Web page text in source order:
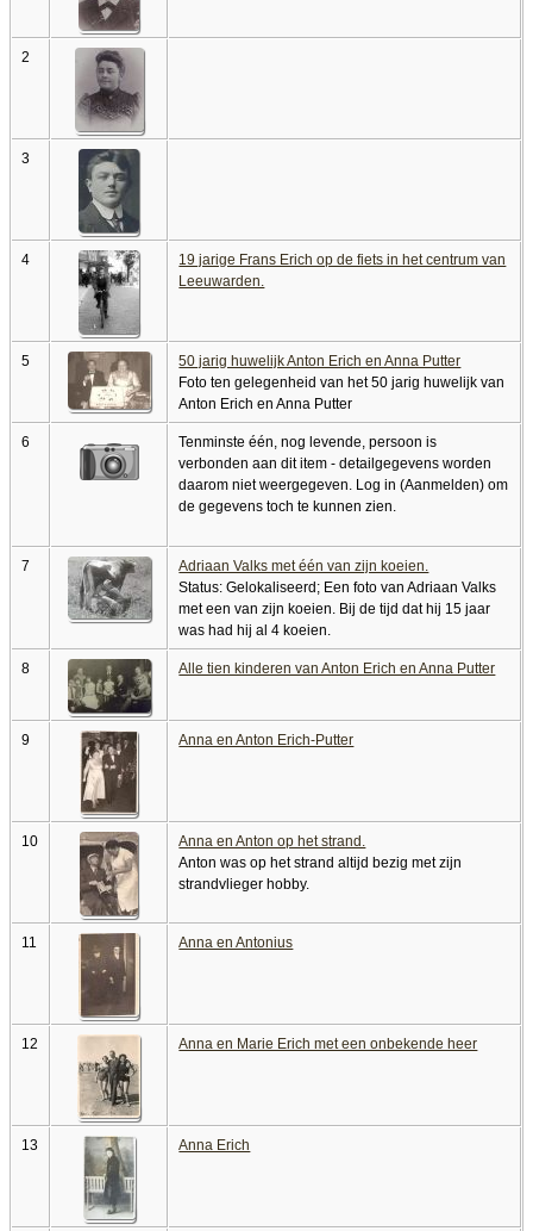
2
3
4
19 jarige Frans Erich op de fiets in het centrum van
Leeuwarden.
5
50 jarig huwelijk Anton Erich en Anna Putter
Foto ten gelegenheid van het 50 jarig huwelijk van
Anton Erich en Anna Putter
6
Tenminste één, nog levende, persoon is
verbonden aan dit item - detailgegevens worden
daarom niet weergegeven. Log in (Aanmelden) om
de gegevens toch te kunnen zien.
7
Adriaan Valks met één van zijn koeien.
Status: Gelokaliseerd; Een foto van Adriaan Valks
met een van zijn koeien. Bij de tijd dat hij 15 jaar
was had hij al 4 koeien.
8 Alle tien kinderen van Anton Erich en Anna Putter
9 Anna en Anton Erich-Putter
10
Anna en Anton op het strand.
Anton was op het strand altijd bezig met zijn
strandvlieger hobby.
11 Anna en Antonius
12 Anna en Marie Erich met een onbekende heer
13 Anna Erich